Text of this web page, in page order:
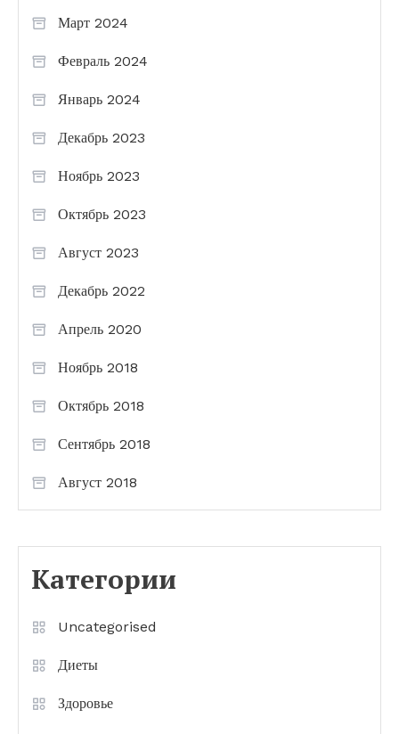
Март 2024
Февраль 2024
Январь 2024
Декабрь 2023
Ноябрь 2023
Октябрь 2023
Август 2023
Декабрь 2022
Апрель 2020
Ноябрь 2018
Октябрь 2018
Сентябрь 2018
Август 2018
Категории
Uncategorised
Диеты
Здоровье